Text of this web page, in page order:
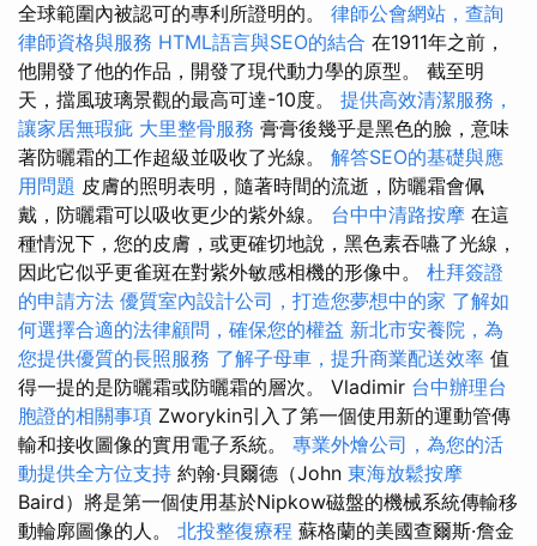
全球範圍內被認可的專利所證明的。 律師公會網站，查詢
律師資格與服務 HTML語言與SEO的結合 在1911年之前，
他開發了他的作品，開發了現代動力學的原型。 截至明
天，擋風玻璃景觀的最高可達-10度。 提供高效清潔服務，
讓家居無瑕疵 大里整骨服務 膏膏後幾乎是黑色的臉，意味
著防曬霜的工作超級並吸收了光線。 解答SEO的基礎與應
用問題 皮膚的照明表明，隨著時間的流逝，防曬霜會佩
戴，防曬霜可以吸收更少的紫外線。 台中中清路按摩 在這
種情況下，您的皮膚，或更確切地說，黑色素吞嚥了光線，
因此它似乎更雀斑在對紫外敏感相機的形像中。 杜拜簽證
的申請方法 優質室內設計公司，打造您夢想中的家 了解如
何選擇合適的法律顧問，確保您的權益 新北市安養院，為
您提供優質的長照服務 了解子母車，提升商業配送效率 值
得一提的是防曬霜或防曬霜的層次。 Vladimir 台中辦理台
胞證的相關事項 Zworykin引入了第一個使用新的運動管傳
輸和接收圖像的實用電子系統。 專業外燴公司，為您的活
動提供全方位支持 約翰·貝爾德（John 東海放鬆按摩
Baird）將是第一個使用基於Nipkow磁盤的機械系統傳輸移
動輪廓圖像的人。 北投整復療程 蘇格蘭的美國查爾斯·詹金